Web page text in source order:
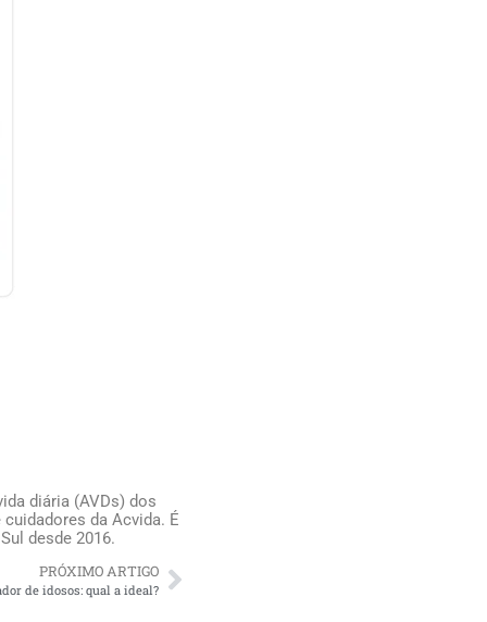
diária (AVDs) dos
da Acvida. É
desde 2016.
PRÓXIMO ARTIGO
de idosos: qual a ideal?